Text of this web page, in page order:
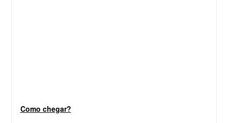
Como chegar?